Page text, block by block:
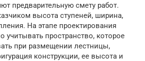
предварительную смету работ.
высота ступеней, ширина,
На этапе проектирования
учитывать пространство, которое
при размещении лестницы,
конструкции, ее высота и